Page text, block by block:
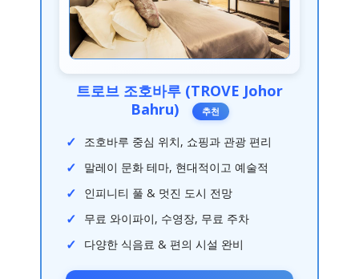
트로브 조호바루 (TROVE Johor
Bahru)
추천
조호바루 중심 위치, 쇼핑과 관광 편리
말레이 문화 테마, 현대적이고 예술적
인피니티 풀 & 멋진 도시 전망
무료 와이파이, 수영장, 무료 주차
다양한 식음료 & 편의 시설 완비